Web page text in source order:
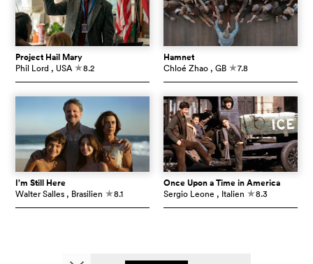
Project Hail Mary
Phil Lord , USA c8.2
Hamnet
Chloé Zhao , GB c7.8
I’m Still Here
Walter Salles , Brasilien c8.1
Once Upon a Time in America
Sergio Leone , Italien c8.3